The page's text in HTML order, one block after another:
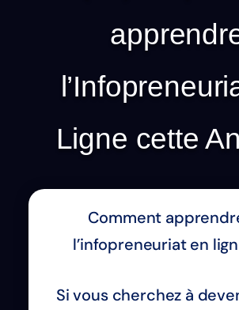
Ligne cette
Comment
l’infopreneuriat en
Si vous cherchez à